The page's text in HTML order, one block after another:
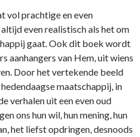
vol prachtige en even
even realistisch als het om
gaat. Ook dit boek wordt
aanhangers van Hem, uit wiens
Door het vertekende beeld
maatschappij, in
verhalen uit een even oud
ons hun wil, hun mening, hun
het liefst opdringen, desnoods